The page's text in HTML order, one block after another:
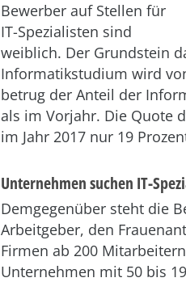
Bewerber auf Stellen für
IT-Spezialisten sind
weiblich. Der Grundstein
Informatikstudium wird
betrug der Anteil der
als im Vorjahr. Die Quote
im Jahr 2017 nur 19
Unternehmen suchen IT-
Demgegenüber steht die
Arbeitgeber, den
Firmen ab 200
Unternehmen mit 50 bis